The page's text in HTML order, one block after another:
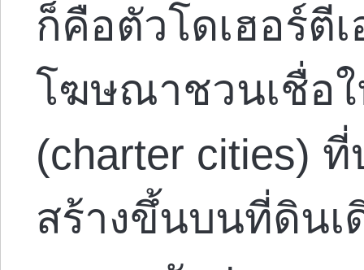
ก็คือตัวโดเฮอร์ตี
โฆษณาชวนเชื่อใ
(charter cities)
สร้างขึ้นบนที่ดิน